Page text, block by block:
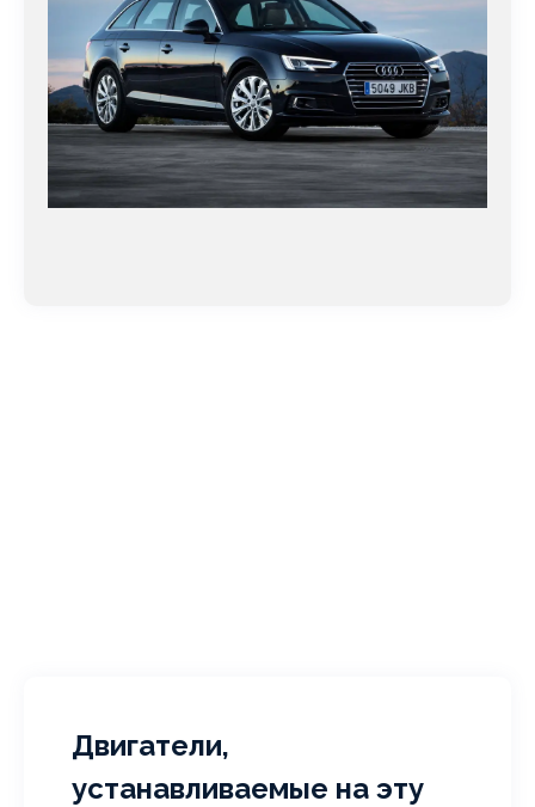
Двигатели,
устанавливаемые на эту